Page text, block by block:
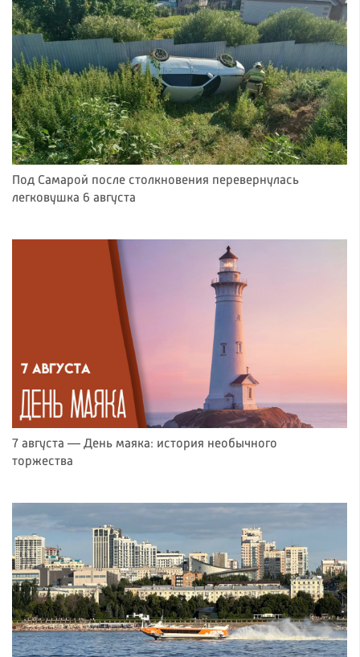
Под Самарой после столкновения перевернулась
легковушка 6 августа
7 августа — День маяка: история необычного
торжества